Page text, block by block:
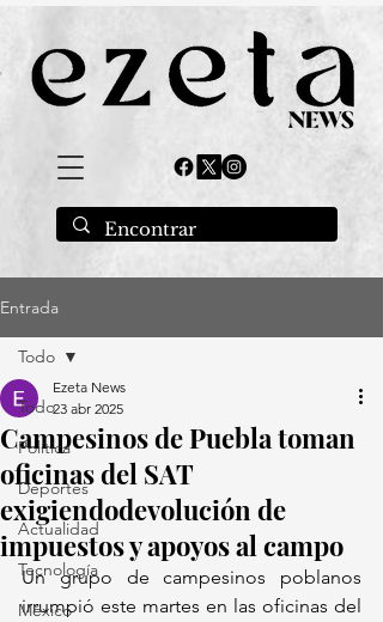
Entrada
Todo
Política
Deportes
Actualidad
Tecnología
México
Todo
Campesinos de Puebla toman
oficinas del SAT
exigiendodevolución de
impuestos y apoyos al campo
Ezeta News
23 abr 2025
Un grupo de campesinos poblanos
irrumpió este martes en las oficinas del